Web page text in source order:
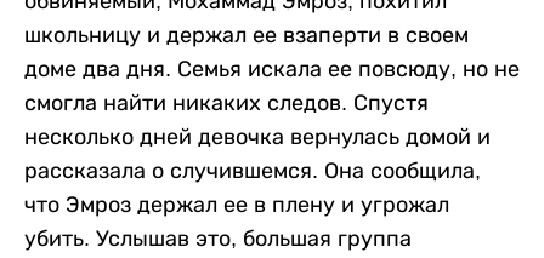
школьницу и держал ее взаперти в своем
доме два дня. Семья искала ее повсюду, но не
смогла найти никаких следов. Спустя
несколько дней девочка вернулась домой и
рассказала о случившемся. Она сообщила,
что Эмроз держал ее в плену и угрожал
убить. Услышав это, большая группа